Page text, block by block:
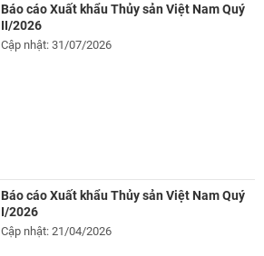
Báo cáo Xuất khẩu Thủy sản Việt Nam Quý
II/2026
Cập nhật: 31/07/2026
Báo cáo Xuất khẩu Thủy sản Việt Nam Quý
I/2026
Cập nhật: 21/04/2026